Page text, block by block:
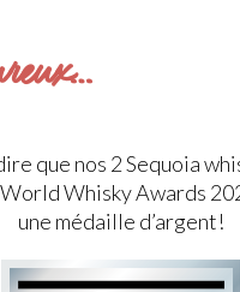
que nos 2 Sequoia
Whisky Awards
une médaille d’argent!